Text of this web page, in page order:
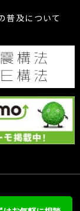
普及について
Inc.